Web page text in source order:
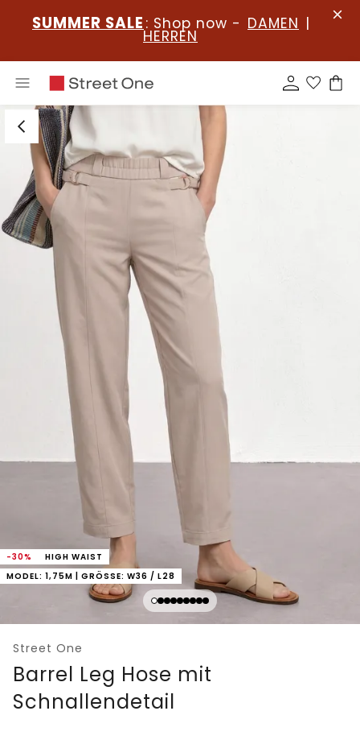
SUMMER SALE : Shop now - DAMEN |
HERREN
-30%
HIGH WAIST
MODEL: 1,75M | GRÖSSE: W36 / L28
Street One
Barrel Leg Hose mit
Schnallendetail